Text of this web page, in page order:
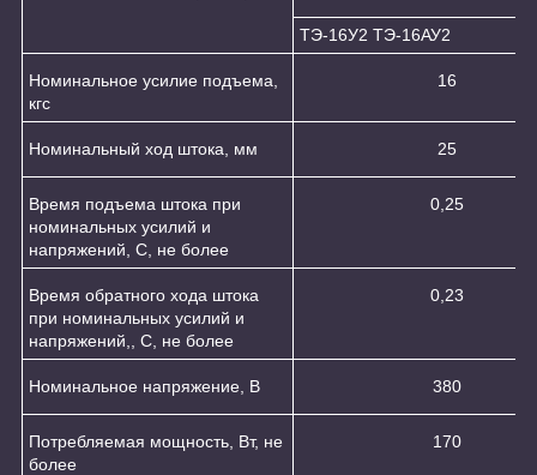
ТЭ-16У2 ТЭ-16АУ2
Номинальное усилие подъема,
кгс
16
Номинальный ход штока, мм 25
Время подъема штока при
номинальных усилий и
напряжений, С, не более
0,25
Время обратного хода штока
при номинальных усилий и
напряжений,, С, не более
0,23
Номинальное напряжение, В 380
Потребляемая мощность, Вт, не
более
170